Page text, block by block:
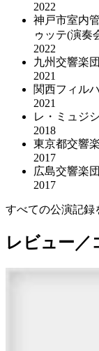
2022
神戸市室内
ゥッテ(演奏
2022
九州交響楽
2021
関西フィル
2021
レ・ミュジ
2018
東京都交響
2017
広島交響楽
2017
すべての公演記録
レビュー／